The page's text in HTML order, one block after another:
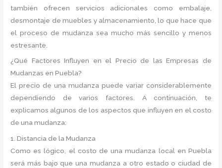
también ofrecen servicios adicionales como embalaje,
desmontaje de muebles y almacenamiento, lo que hace que
el proceso de mudanza sea mucho más sencillo y menos
estresante.
¿Qué Factores Influyen en el Precio de las Empresas de
Mudanzas en Puebla?
El precio de una mudanza puede variar considerablemente
dependiendo de varios factores. A continuación, te
explicamos algunos de los aspectos que influyen en el costo
de una mudanza:
1. Distancia de la Mudanza
Como es lógico, el costo de una mudanza local en Puebla
será más bajo que una mudanza a otro estado o ciudad de